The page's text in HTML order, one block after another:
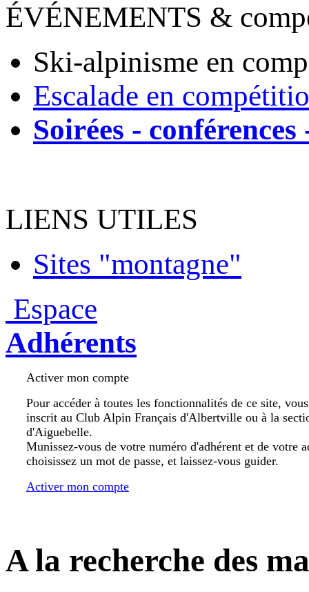
ÉVÉNEMENTS &
Ski-alpinisme en
Escalade en
Soirées - conférences
LIENS UTILES
Sites "montagne"
Espace
Adhérents
Activer mon compte
Pour accéder à toutes les fonctionnalités de ce site,
inscrit au Club Alpin Français d'Albertville ou à la
d'Aiguebelle.
Munissez-vous de votre numéro d'adhérent et de votre
choisissez un mot de passe, et laissez-vous guider.
Activer mon compte
A la recherche des